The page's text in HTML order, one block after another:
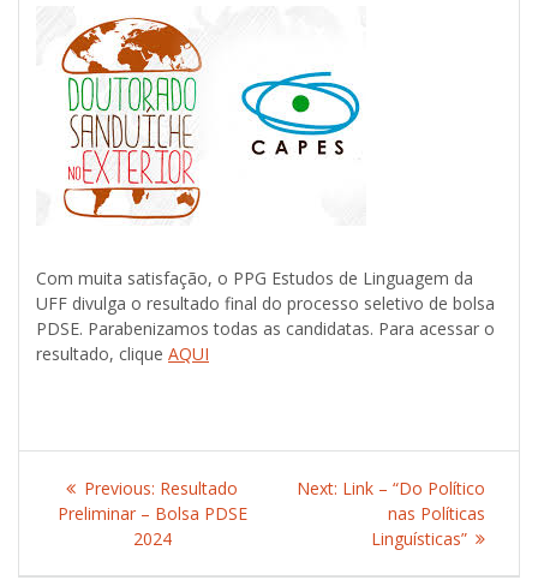
Com muita satisfação, o PPG Estudos de Linguagem da
UFF divulga o resultado final do processo seletivo de bolsa
PDSE. Parabenizamos todas as candidatas. Para acessar o
resultado, clique AQUI
Post
navigation
Previous: Previous
post:
Resultado
Preliminar – Bolsa PDSE
2024
Next: Next
Link – “Do Político
nas Políticas
Linguísticas”